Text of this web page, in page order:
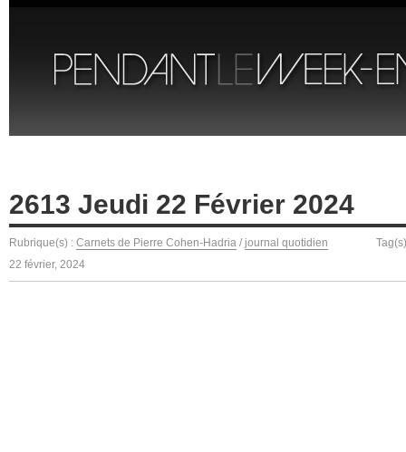
2613 Jeudi 22 Février 2024
Rubrique(s) : Carnets de Pierre Cohen-Hadria / journal quotidien
22 février, 2024